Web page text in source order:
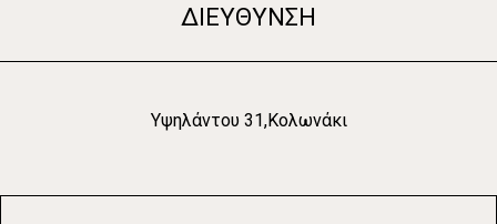
ΔΙΕΥΘΥΝΣΗ
Υψηλάντου 31,Κολωνάκι